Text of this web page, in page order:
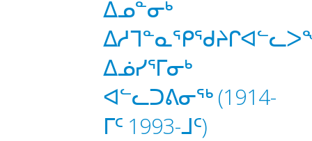
ᐃᓄᓐᓂᒃ
ᐃᓅᓯᕐᒥᓂᒃ
ᐊᓪᓚᑐᕕᓂᖅ (1914-
ᒥᑦ 1993-ᒧᑦ)